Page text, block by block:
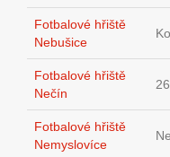
Fotbalové hřiště
Nebušice
Fotbalové hřiště
Nečín
Fotbalové hřiště
Nemyslovíce